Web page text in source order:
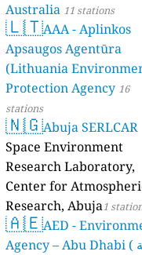
Australia 11 stations
🇱🇹AAA - Aplinkos
Apsaugos Agentūra
(Lithuania
Protection Agency 16
stations
🇳🇬Abuja SERLCAR
Space Environment
Research Laboratory,
Center for
Research, Abuja1
🇦🇪AED -
Agency – Abu Dhabi ( هيئة